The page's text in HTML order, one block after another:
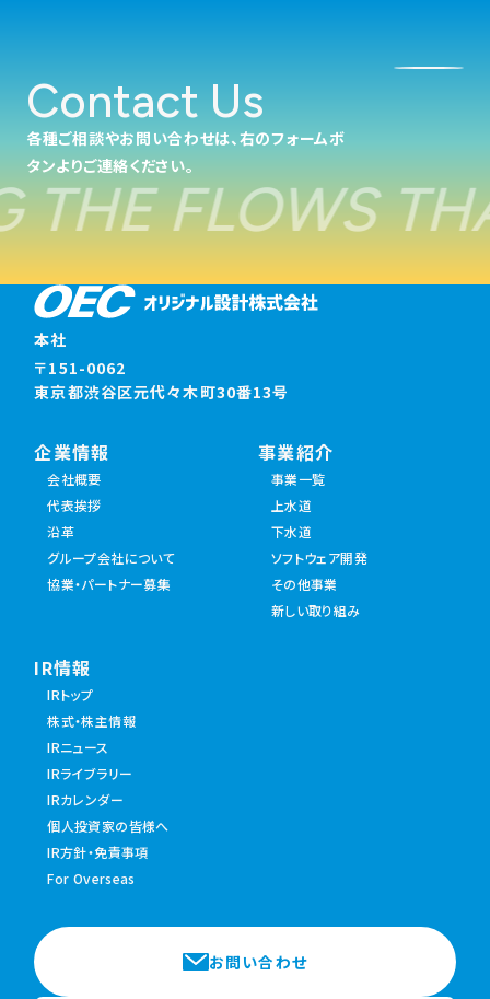
Contact Us
各種ご相談やお問い合わせは、右のフォームボ
タンよりご連絡ください。
FLOWS
本社
〒151-0062
東京都渋谷区元代々木町30番13号
企業情報
会社概要
代表挨拶
沿革
グループ会社について
協業・パートナー募集
事業紹介
事業一覧
上水道
下水道
ソフトウェア開発
その他事業
新しい取り組み
IR情報
IRトップ
株式・株主情報
IRニュース
IRライブラリー
IRカレンダー
個人投資家の皆様へ
IR方針・免責事項
For Overseas
お問い合わせ